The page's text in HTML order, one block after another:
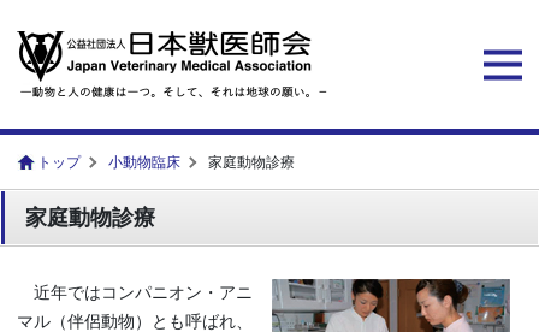
トップ 小動物臨床 家庭動物診療
家庭動物診療
近年ではコンパニオン・アニ
マル（伴侶動物）とも呼ばれ、